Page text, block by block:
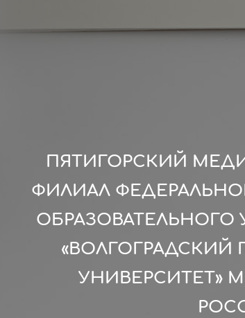
ПЯТИГОРСКИЙ
ФИЛИАЛ
УНИВЕРСИТЕТ»